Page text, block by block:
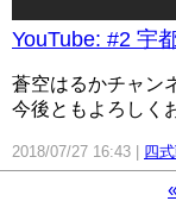
YouTube: #2 宇
蒼空はるかチャン
今後ともよろしく
2018/07/27 16:43 四